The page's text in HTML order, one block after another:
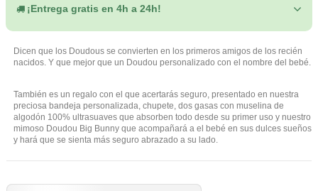
¡Entrega gratis en 4h a 24h!
Dicen que los Doudous se convierten en los primeros amigos de los recién
nacidos. Y que mejor que un Doudou personalizado con el nombre del bebé.
También es un regalo con el que acertarás seguro, presentado en nuestra
preciosa bandeja personalizada, chupete, dos gasas con muselina de
algodón 100% ultrasuaves que absorben todo desde su primer uso y nuestro
mimoso Doudou Big Bunny que acompañará a el bebé en sus dulces sueños
y hará que se sienta más seguro abrazado a su lado.